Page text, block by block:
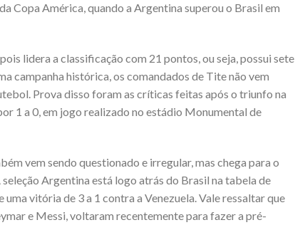
Copa América, quando a Argentina superou o Brasil em
lidera a classificação com 21 pontos, ou seja, possui sete
campanha histórica, os comandados de Tite não vem
Prova disso foram as críticas feitas após o triunfo na
1 a 0, em jogo realizado no estádio Monumental de
vem sendo questionado e irregular, mas chega para o
Argentina está logo atrás do Brasil na tabela de
vitória de 3 a 1 contra a Venezuela. Vale ressaltar que
e Messi, voltaram recentemente para fazer a pré-